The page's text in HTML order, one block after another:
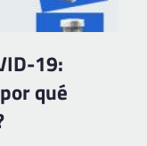
19:
qué